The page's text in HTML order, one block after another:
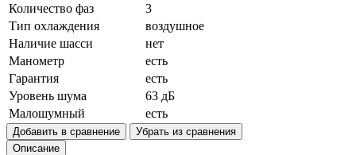
Количество фаз
3
Тип охлаждения
воздушное
Наличие шасси
нет
Манометр
есть
Гарантия
есть
Уровень шума
63 дБ
Малошумный
есть
Добавить в сравнение
Убрать из сравнения
Описание